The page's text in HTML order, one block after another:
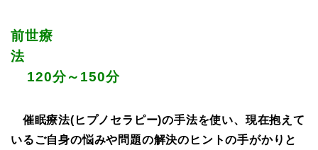
前世療
法
120分～ 150分
催眠療法(ヒプノセラピー)の手法を使い、現在抱えて
いるご自身の悩みや問題の解決のヒントの手がかりと